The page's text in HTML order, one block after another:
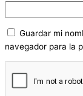
Guardar mi
navegador para la